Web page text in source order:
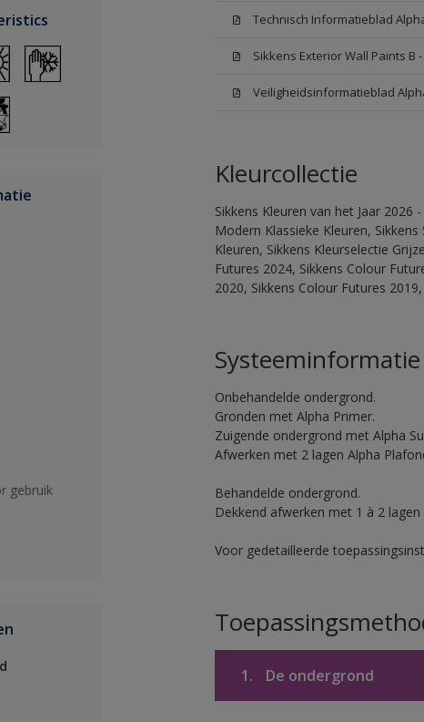
gebruik
Technisch Informatieblad
Sikkens Exterior Wall Paints B
Veiligheidsinformatieblad
Kleurcollectie
Sikkens Kleuren van het Jaar 2026
Modern Klassieke Kleuren,
Kleuren, Sikkens Kleurselectie
Futures 2024, Sikkens Colour
2020, Sikkens Colour Futures
Systeeminformatie
Onbehandelde ondergrond.
Gronden met Alpha Primer.
Zuigende ondergrond met Alpha
Afwerken met 2 lagen Alpha
Behandelde ondergrond.
Dekkend afwerken met 1 à 2
Voor gedetailleerde
1. De ondergrond